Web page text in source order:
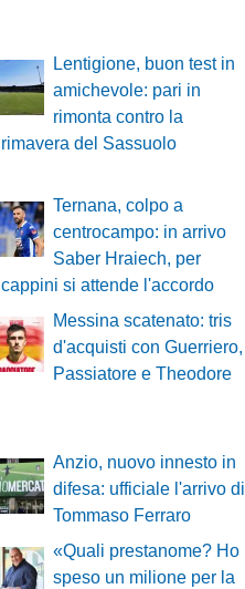
Lentigione, buon test in
amichevole: pari in
rimonta contro la
del Sassuolo
Ternana, colpo a
centrocampo: in arrivo
Saber Hraiech, per
si attende l'accordo
Messina scatenato: tris
d'acquisti con Guerriero,
Passiatore e Theodore
Anzio, nuovo innesto in
difesa: ufficiale l'arrivo di
Tommaso Ferraro
«Quali prestanome? Ho
speso un milione per la